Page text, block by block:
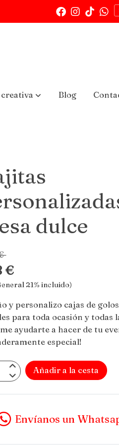
Blog
dulce
€
21% incluido)
y personalizo cajas de
para toda ocasión y todas
ayudarte a hacer de tu
especial!
Añadir a la cesta
Envíanos un